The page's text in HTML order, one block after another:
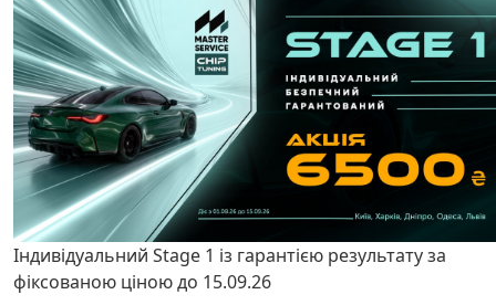
Індивідуальний Stage 1 із гарантією результату за
фіксованою ціною до 15.09.26